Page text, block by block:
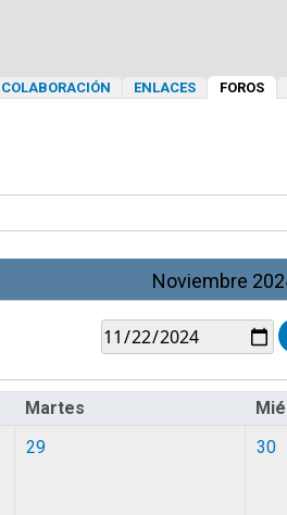
COLABORACIÓN ENLACES FOROS
Noviembre
Martes
29 30